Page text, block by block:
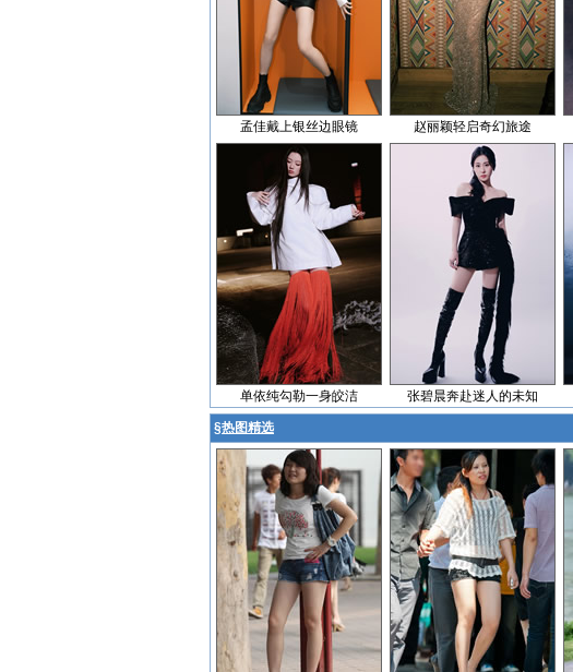
孟佳戴上银丝边眼镜 赵丽颖轻启奇幻旅途
单依纯勾勒一身皎洁 张碧晨奔赴迷人的未知
§热图精选